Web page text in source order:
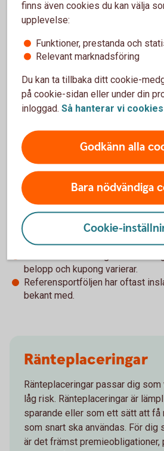
strukturerade
obligationer
Fördelar
Erbjuder en hög kupong jämfört
företagsobligationer.
Risknivån kan skräddarsys efter
Kan handlas i lägre poster än 1
Nackdelar
Väsentligt mer komplexa än
och omfattas därmed av fler
investering.
belopp och kupong varierar.
Referensportföljen har oftast
bekant med.
Ränteplaceringar
Ränteplaceringar passar dig
låg risk. Ränteplaceringar är
sparande eller som ett sätt att få
som snart ska användas. För dig
är det främst premieobligationer,
finns även cookies du kan välja
upplevelse:
Funktioner, prestanda och
Relevant marknadsföring
Du kan ta tillbaka ditt cookie-
på cookie-sidan eller under din
inloggad. Så hanterar vi cookies
Godkänn alla
Bara nödvändiga
Cookie-